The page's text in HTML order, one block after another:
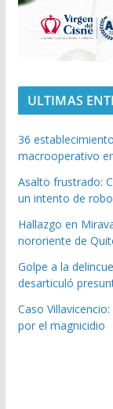
ULTIMAS
36
macrooperativo
Asalto frustrado:
un intento de robo
Hallazgo en
nororiente de
Golpe a la
desarticuló
Caso
por el magnicidio